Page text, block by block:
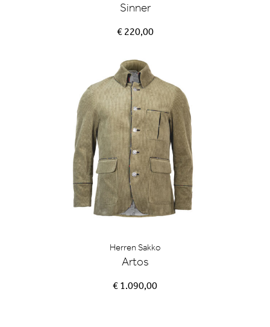
Sinner
€ 220,00
Herren Sakko
Artos
€ 1.090,00